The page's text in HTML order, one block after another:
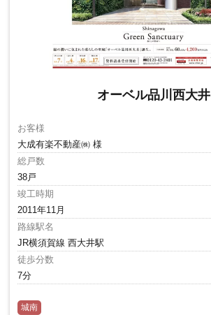
オーベル品川西大井
お客様
大成有楽不動産㈱ 様
総戸数
38戸
竣工時期
2011年11月
路線駅名
JR横須賀線 西大井駅
徒歩分数
7分
城南